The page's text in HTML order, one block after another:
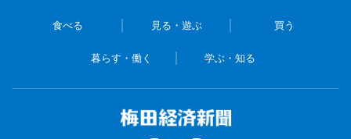
食べる 見る・遊ぶ 買う
暮らす・働く 学ぶ・知る